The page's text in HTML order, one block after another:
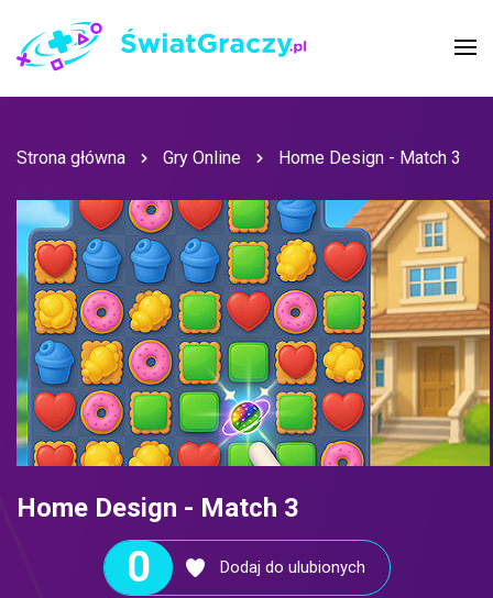
Strona główna Gry Online Home Design - Match 3
Home Design - Match 3
0 Dodaj do ulubionych